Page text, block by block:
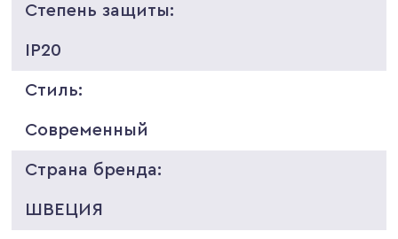
Степень защиты:
IP20
Стиль:
Современный
Страна бренда:
ШВЕЦИЯ